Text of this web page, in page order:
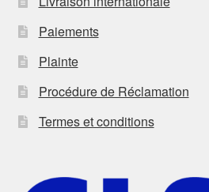
Paiements
Plainte
Procédure de Réclamation
Termes et conditions